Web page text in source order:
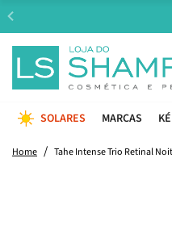
SOLARES MARCAS
Home Tahe Intense Trio Retinal